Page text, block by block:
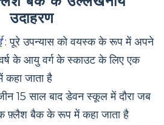
उदाहरण
: पूरे उपन्यास को वयस्क के रूप में अपने
के आयु वर्ग के स्काउट के लिए एक
जाता है
15 साल बाद डेवन स्कूल में दौरा जब
फ़्लैश बैक के रूप में कहा जाता है